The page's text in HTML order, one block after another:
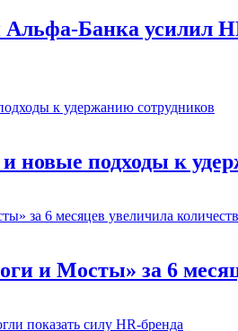
Банка усилил
подходы к
и Мосты» за 6